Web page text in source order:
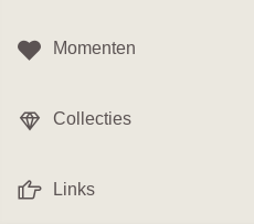
Momenten
Collecties
Links